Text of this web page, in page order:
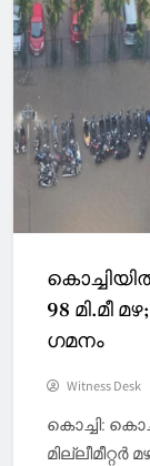
98 മി.മീ
ഗമനം
Witness Desk
കൊച്ചി: